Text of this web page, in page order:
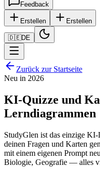
Feedback
Erstellen Erstellen
🇩🇪DE
Zurück zur Startseite
Neu in 2026
KI-Quizze und
Lerndiagrammen
StudyGlen ist das einzige
deinen Fragen und Karten
mit einem eigenen Prompt
Biologie, Geografie — alles